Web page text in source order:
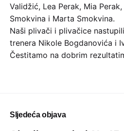
Validžić, Lea Perak, Mia
Smokvina i Marta Smokvina.
Naši plivači i plivačice
trenera Nikole Bogdanovića i
Čestitamo na dobrim
Sljedeća objava